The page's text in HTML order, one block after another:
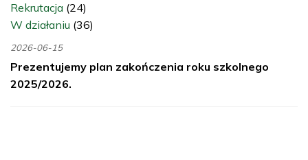
Rekrutacja (24)
W działaniu (36)
2026-06-15
Prezentujemy plan zakończenia roku szkolnego
2025/2026.